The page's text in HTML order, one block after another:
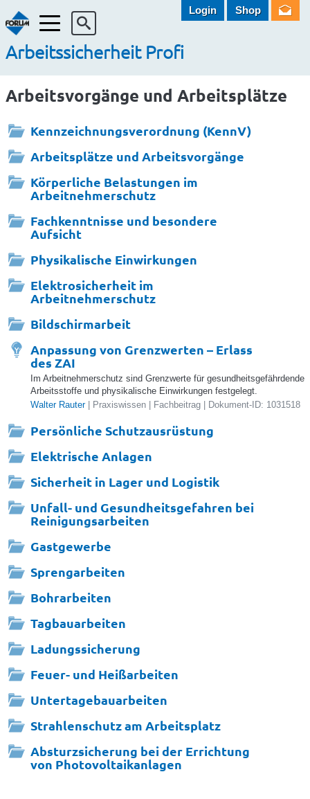
Menü
Arbeitssicherheit Profi
Login Shop
Arbeitsvorgänge und Arbeitsplätze
Kennzeichnungsverordnung (KennV)
Arbeitsplätze und Arbeitsvorgänge
Körperliche Belastungen im
Arbeitnehmerschutz
Fachkenntnisse und besondere
Aufsicht
Physikalische Einwirkungen
Elektrosicherheit im
Arbeitnehmerschutz
Bildschirmarbeit
Anpassung von Grenzwerten – Erlass
des ZAI
Im Arbeitnehmerschutz sind Grenzwerte für gesundheitsgefährdende
Arbeitsstoffe und physikalische Einwirkungen festgelegt.
Walter Rauter| Praxiswissen | Fachbeitrag | Dokument-ID: 1031518
Persönliche Schutzausrüstung
Elektrische Anlagen
Sicherheit in Lager und Logistik
Unfall- und Gesundheitsgefahren bei
Reinigungsarbeiten
Gastgewerbe
Sprengarbeiten
Bohrarbeiten
Tagbauarbeiten
Ladungssicherung
Feuer- und Heißarbeiten
Untertagebauarbeiten
Strahlenschutz am Arbeitsplatz
Absturzsicherung bei der Errichtung
von Photovoltaikanlagen